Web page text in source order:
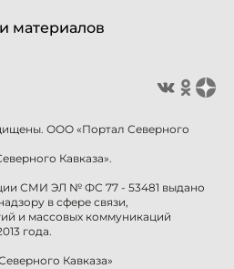
материалов
ООО «Портал Северного
Кавказа».
СМИ ЭЛ № ФС 77 - 53481 выдано
в сфере связи,
и массовых коммуникаций
года.
Кавказа»